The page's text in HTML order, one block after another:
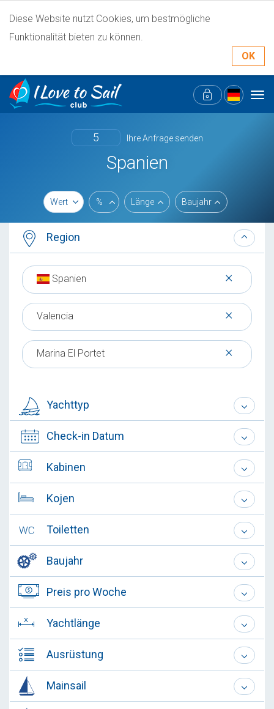
Diese Website nutzt Cookies, um bestmögliche
Funktionalität bieten zu können.
OK
5 Ihre Anfrage senden
Spanien
Wert % Länge Baujahr
Region
×
Spanien
×
Valencia
×
Marina El Portet
Yachttyp
Check-in Datum
Kabinen
Kojen
Toiletten
Baujahr
Preis pro Woche
Yachtlänge
Ausrüstung
Mainsail